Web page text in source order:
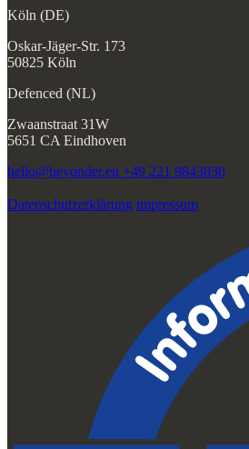
Köln (DE)
Oskar-Jäger-Str. 173
50825 Köln
Defenced (NL)
Zwaanstraat 31W
5651 CA Eindhoven
hello@beyonder.eu +49 221 9843030
Datenschutzerklärung impressum